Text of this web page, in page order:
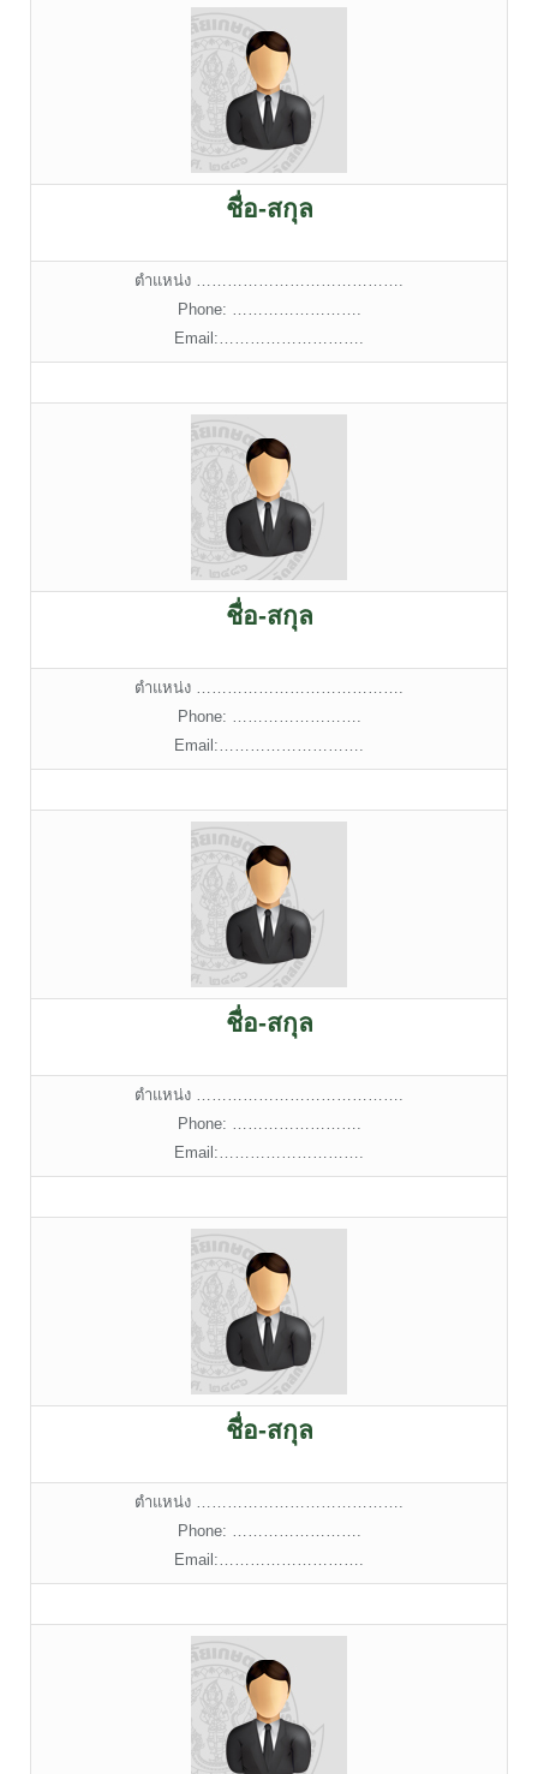
ชื่อ-สกุล
ตำแหน่ง ………………………………….
Phone: …………………….
Email:……………………….
ชื่อ-สกุล
ตำแหน่ง ………………………………….
Phone: …………………….
Email:……………………….
ชื่อ-สกุล
ตำแหน่ง ………………………………….
Phone: …………………….
Email:……………………….
ชื่อ-สกุล
ตำแหน่ง ………………………………….
Phone: …………………….
Email:……………………….